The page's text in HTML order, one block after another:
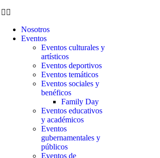
Nosotros
Eventos
Eventos culturales y
artísticos
Eventos deportivos
Eventos temáticos
Eventos sociales y
benéficos
Family Day
Eventos educativos
y académicos
Eventos
gubernamentales y
públicos
Eventos de